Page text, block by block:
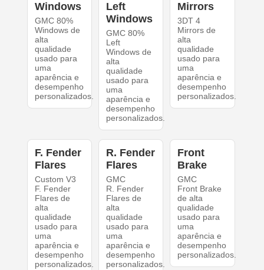
Windows
GMC 80%
Windows de
alta
qualidade
usado para
uma
aparência e
desempenho
personalizados.
Left
Windows
GMC 80%
Left
Windows de
alta
qualidade
usado para
uma
aparência e
desempenho
personalizados.
Mirrors
3DT 4
Mirrors de
alta
qualidade
usado para
uma
aparência e
desempenho
personalizados.
F. Fender
Flares
Custom V3
F. Fender
Flares de
alta
qualidade
usado para
uma
aparência e
desempenho
personalizados.
R. Fender
Flares
GMC
R. Fender
Flares de
alta
qualidade
usado para
uma
aparência e
desempenho
personalizados.
Front
Brake
GMC
Front Brake
de alta
qualidade
usado para
uma
aparência e
desempenho
personalizados.